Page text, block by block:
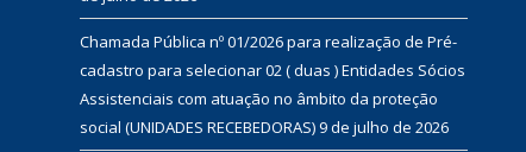
Chamada Pública nº 01/2026 para realização de Pré-
cadastro para selecionar 02 ( duas ) Entidades Sócios
Assistenciais com atuação no âmbito da proteção
social (UNIDADES RECEBEDORAS)9 de julho de 2026